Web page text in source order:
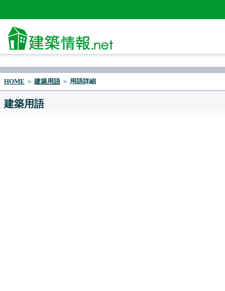
HOME ＞ 建築用語＞ 用語詳細
建築用語